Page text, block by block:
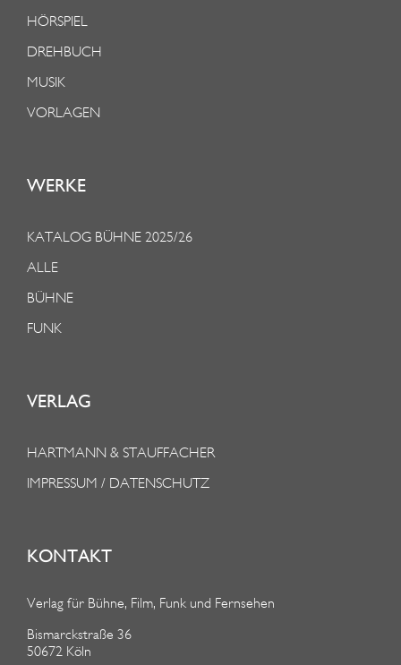
HÖRSPIEL
DREHBUCH
MUSIK
VORLAGEN
WERKE
KATALOG BÜHNE 2025/26
ALLE
BÜHNE
FUNK
VERLAG
HARTMANN & STAUFFACHER
IMPRESSUM / DATENSCHUTZ
KONTAKT
Verlag für Bühne, Film, Funk und Fernsehen
Bismarckstraße 36
50672 Köln